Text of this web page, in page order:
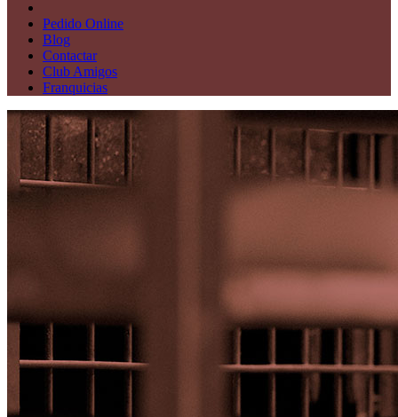
Pedido Online
Blog
Contactar
Club Amigos
Franquicias